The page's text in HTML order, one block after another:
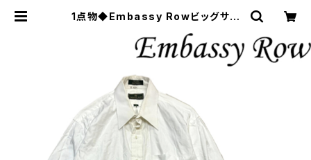
1点物◆Embassy Rowビッグサイ
ズXXLレディースOKアメカジ90sス
トリートUSブランド無地ワイシャツ3
63925 | 古着屋カチカチ 東京都北
もOK Tokyo Japan